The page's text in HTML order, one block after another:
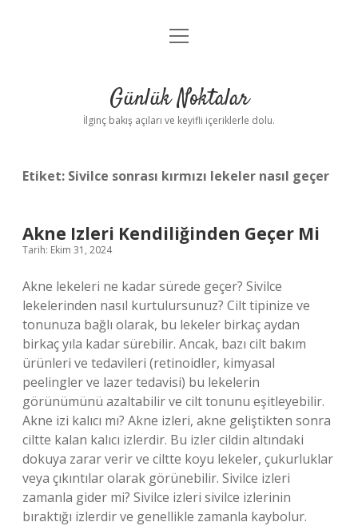
Anasayfa
Yasal Uyarı
menüyü
Günlük Noktalar
İlginç bakış açıları ve keyifli içeriklerle dolu.
Etiket: Sivilce sonrası kırmızı lekeler nasıl geçer
Akne Izleri Kendiliğinden Geçer Mi
Tarih: Ekim 31, 2024
Akne lekeleri ne kadar sürede geçer? Sivilce
lekelerinden nasıl kurtulursunuz? Cilt tipinize ve
tonunuza bağlı olarak, bu lekeler birkaç aydan
birkaç yıla kadar sürebilir. Ancak, bazı cilt bakım
ürünleri ve tedavileri (retinoidler, kimyasal
peelingler ve lazer tedavisi) bu lekelerin
görünümünü azaltabilir ve cilt tonunu eşitleyebilir.
Akne izi kalıcı mı? Akne izleri, akne geliştikten sonra
ciltte kalan kalıcı izlerdir. Bu izler cildin altındaki
dokuya zarar verir ve ciltte koyu lekeler, çukurluklar
veya çıkıntılar olarak görünebilir. Sivilce izleri
zamanla gider mi? Sivilce izleri sivilce izlerinin
bıraktığı izlerdir ve genellikle zamanla kaybolur.